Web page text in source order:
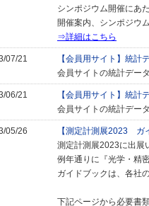
シンポジウム開催にあ
開催案内、シンポジウ
⇒詳細はこちら
07/21
【会員用サイト】統計
会員サイトの統計デー
06/21
【会員用サイト】統計
会員サイトの統計デー
05/26
【測定計測展2023 ガ
測定計測展2023に出展
例年通りに『光学・精
ガイドブックは、各社
下記ページから必要書